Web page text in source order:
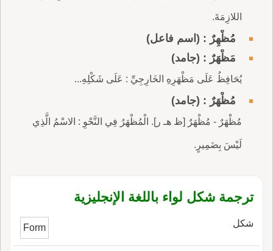
اللازِمَةَ.
مُظْهِرٌ : (اسم فاعل)
مَظْهَرٌ : (جامد)
يُحَافِظُ عَلَى مَظْهَرِهِ الخَارِجِيِّ : عَلَى شَكْلِهِ...
مُظْهَرٌ : (جامد)
مُظْهَرٌ - مُظْهَرٌ [ظ هـ ر]. الْمُظْهَرُ فِي النَّحْوِ : الاسْمُ الَّذِي
لَيْسَ بِضَمِيرٍ.
ترجمة شكل لواء باللغة الإنجليزية
شكل Form